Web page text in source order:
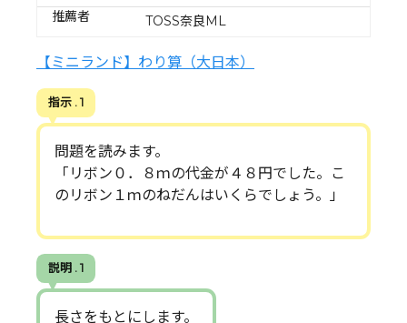
推薦者 TOSS奈良ML
【ミニランド】わり算（大日本）
指示 . 1
問題を読みます。
「リボン０．８ｍの代金が４８円でした。こ
のリボン１ｍのねだんはいくらでしょう。」
説明 . 1
長さをもとにします。